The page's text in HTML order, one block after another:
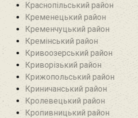
Краснопільський район
Кременецький район
Кременчуцький район
Кремінський район‎
Кривоозерський район‎
Криворізький район
Крижопольський район
Криничанський район
Кролевецький район‎
Кропивницький район